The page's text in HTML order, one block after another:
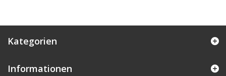
Kategorien
Informationen